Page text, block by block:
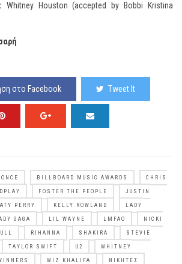
Whitney Houston (accepted by Bobbi Kristina
στο Facebook Tweet It
BILLBOARD MUSIC AWARDS CHRIS
FOSTER THE PEOPLE JUSTIN
PERRY KELLY ROWLAND LADY
GAGA LIL WAYNE LMFAO NICKI
RIHANNA SHAKIRA STEVIE
TAYLOR SWIFT U2 WHITNEY
WIZ KHALIFA ΝΙΚΗΤΈΣ